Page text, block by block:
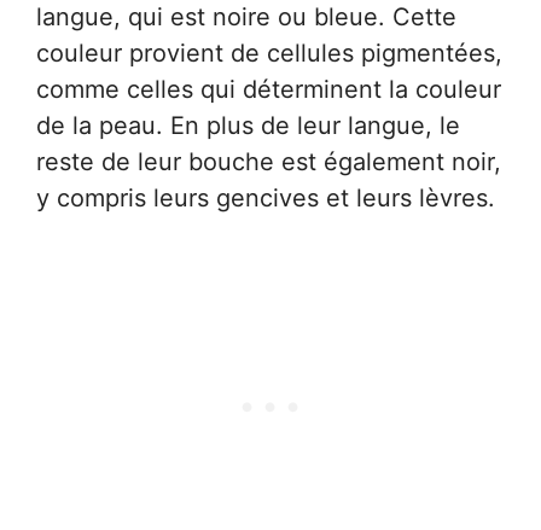
langue, qui est noire ou bleue. Cette
couleur provient de cellules pigmentées,
comme celles qui déterminent la couleur
de la peau. En plus de leur langue, le
reste de leur bouche est également noir,
y compris leurs gencives et leurs lèvres.